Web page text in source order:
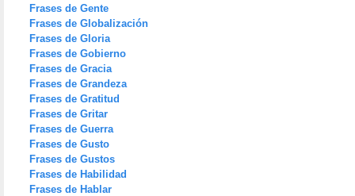
Frases de Gente
Frases de Globalización
Frases de Gloria
Frases de Gobierno
Frases de Gracia
Frases de Grandeza
Frases de Gratitud
Frases de Gritar
Frases de Guerra
Frases de Gusto
Frases de Gustos
Frases de Habilidad
Frases de Hablar